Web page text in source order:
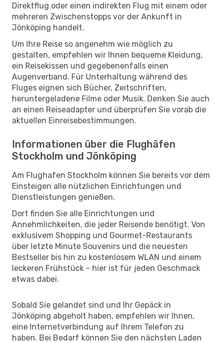
Direktflug oder einen indirekten Flug mit einem oder
mehreren Zwischenstopps vor der Ankunft in
Jönköping handelt.
Um Ihre Reise so angenehm wie möglich zu
gestalten, empfehlen wir Ihnen bequeme Kleidung,
ein Reisekissen und gegebenenfalls einen
Augenverband. Für Unterhaltung während des
Fluges eignen sich Bücher, Zeitschriften,
heruntergeladene Filme oder Musik. Denken Sie auch
an einen Reiseadapter und überprüfen Sie vorab die
aktuellen Einreisebestimmungen.
Informationen über die Flughäfen
Stockholm und Jönköping
Am Flughafen Stockholm können Sie bereits vor dem
Einsteigen alle nützlichen Einrichtungen und
Dienstleistungen genießen.
Dort finden Sie alle Einrichtungen und
Annehmlichkeiten, die jeder Reisende benötigt. Von
exklusivem Shopping und Gourmet-Restaurants
über letzte Minute Souvenirs und die neuesten
Bestseller bis hin zu kostenlosem WLAN und einem
leckeren Frühstück – hier ist für jeden Geschmack
etwas dabei.
Sobald Sie gelandet sind und Ihr Gepäck in
Jönköping abgeholt haben, empfehlen wir Ihnen,
eine Internetverbindung auf Ihrem Telefon zu
haben. Bei Bedarf können Sie den nächsten Laden